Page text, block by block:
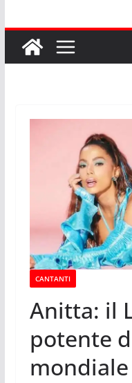
CANTANTI
Anitta: il
potente
mondiale